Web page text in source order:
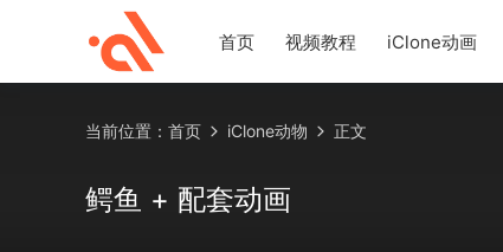
首页 视频教程 iClone动画
当前位置： 首页 iClone动物 正文
鳄鱼 + 配套动画